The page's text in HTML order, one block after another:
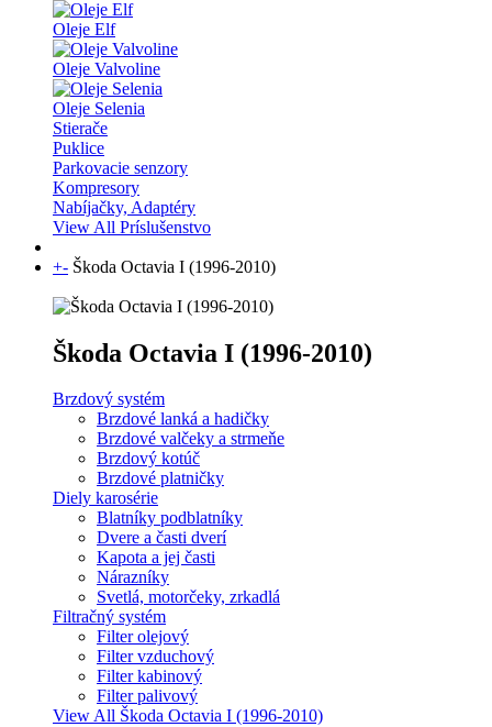
Oleje Elf
Oleje Valvoline
Oleje Selenia
Stierače
Puklice
Parkovacie senzory
Kompresory
Nabíjačky, Adaptéry
View All Príslušenstvo
+- Škoda Octavia I (1996-2010)
Škoda Octavia I (1996-2010)
Brzdový systém
Brzdové lanká a hadičky
Brzdové valčeky a strmeňe
Brzdový kotúč
Brzdové platničky
Diely karosérie
Blatníky podblatníky
Dvere a časti dverí
Kapota a jej časti
Nárazníky
Svetlá, motorčeky, zrkadlá
Filtračný systém
Filter olejový
Filter vzduchový
Filter kabinový
Filter palivový
View All Škoda Octavia I (1996-2010)